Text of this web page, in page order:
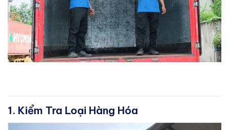
1. Kiểm Tra Loại Hàng Hóa